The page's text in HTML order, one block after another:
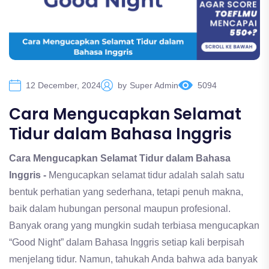
12 December, 2024 by Super Admin 5094
Cara Mengucapkan Selamat
Tidur dalam Bahasa Inggris
Cara Mengucapkan Selamat Tidur dalam Bahasa
Inggris - Mengucapkan selamat tidur adalah salah satu
bentuk perhatian yang sederhana, tetapi penuh makna,
baik dalam hubungan personal maupun profesional.
Banyak orang yang mungkin sudah terbiasa mengucapkan
“Good Night” dalam Bahasa Inggris setiap kali berpisah
menjelang tidur. Namun, tahukah Anda bahwa ada banyak